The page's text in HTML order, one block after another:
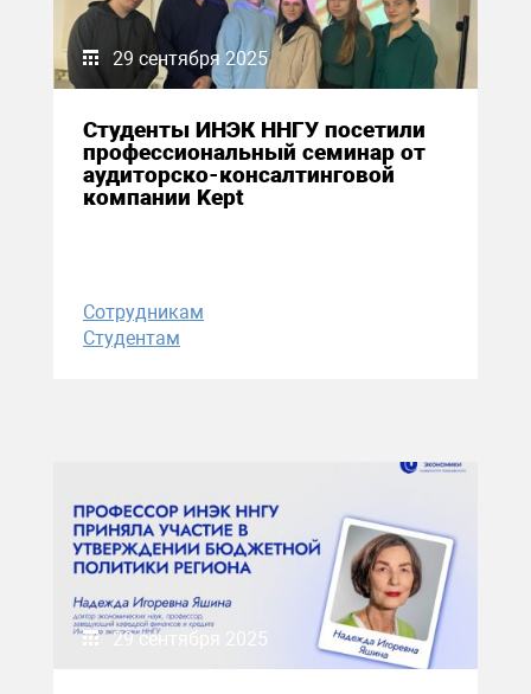
29 сентября 2025
Студенты ИНЭК ННГУ посетили
профессиональный семинар от
аудиторско-консалтинговой
компании Kept
Сотрудникам
Студентам
29 сентября 2025